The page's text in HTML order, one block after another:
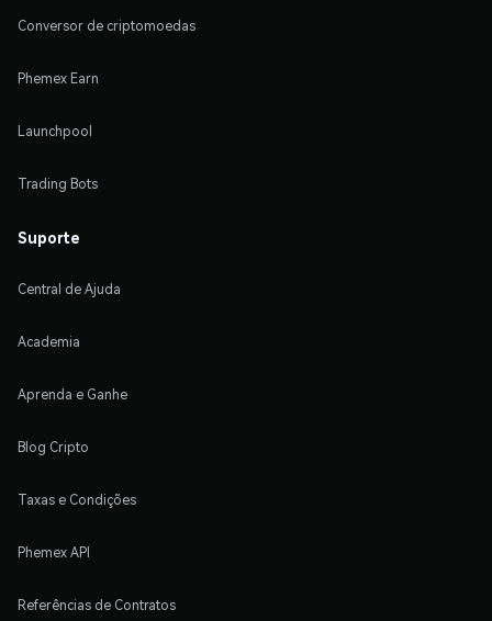
Conversor de criptomoedas
Phemex Earn
Launchpool
Trading Bots
Suporte
Central de Ajuda
Academia
Aprenda e Ganhe
Blog Cripto
Taxas e Condições
Phemex API
Referências de Contratos